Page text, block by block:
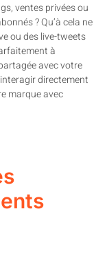
ventes privées ou
? Qu’à cela ne
ou des live-tweets
à
avec votre
directement
marque avec